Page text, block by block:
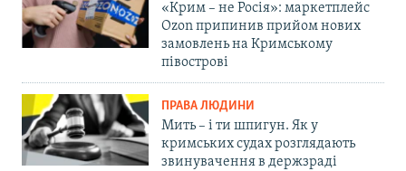
«Крим – не Росія»: маркетплейс
Ozon припинив прийом нових
замовлень на Кримському
півострові
ПРАВА ЛЮДИНИ
Мить – і ти шпигун. Як у
кримських судах розглядають
звинувачення в держзраді